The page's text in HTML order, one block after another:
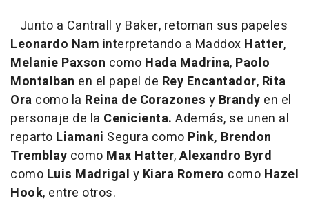
Junto a Cantrall y Baker, retoman sus papeles
Leonardo Nam interpretando a Maddox Hatter,
Melanie Paxson como Hada Madrina, Paolo
Montalban en el papel de Rey Encantador, Rita
Ora como la Reina de Corazones y Brandy en el
personaje de la Cenicienta. Además, se unen al
reparto Liamani Segura como Pink, Brendon
Tremblay como Max Hatter,Alexandro Byrd
como Luis Madrigal y Kiara Romero como Hazel
Hook, entre otros.